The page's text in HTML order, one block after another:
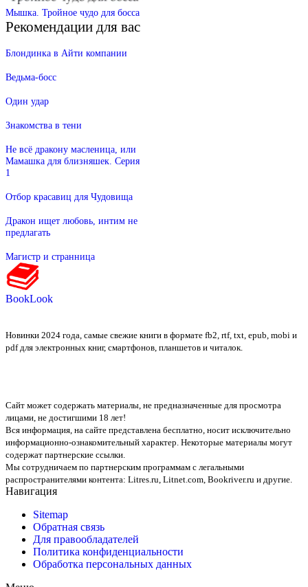
Мышка. Тройное чудо для босса
Рекомендации для вас
Блондинка в Айти компании
Ведьма-босс
Один удар
Знакомства в тени
Не всё дракону масленица, или
Мамашка для близняшек. Серия
1
Отбор красавиц для Чудовища
Дракон ищет любовь, интим не
предлагать
Магистр и странница
BookLook
Новинки 2024 года, самые свежие книги в формате fb2, rtf, txt, epub, mobi и
pdf для электронных книг, смартфонов, планшетов и читалок.
Сайт может содержать материалы, не предназначенные для просмотра
лицами, не достигшими 18 лет!
Вся информация, на сайте представлена бесплатно, носит исключительно
информационно-ознакомительный характер. Некоторые материалы могут
содержат партнерские ссылки.
Мы сотрудничаем по партнерским программам с легальными
распространителями контента: Litres.ru, Litnet.com, Bookriver.ru и другие.
Навигация
Sitemap
Обратная связь
Для правообладателей
Политика конфиденциальности
Обработка персональных данных